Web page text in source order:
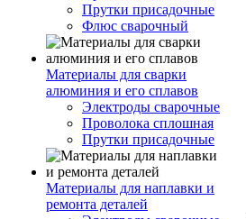
Прутки присадочные
Флюс сварочный
Материалы для сварки
алюминия и его сплавов
Электроды сварочные
Проволока сплошная
Прутки присадочные
Материалы для наплавки и
ремонта деталей